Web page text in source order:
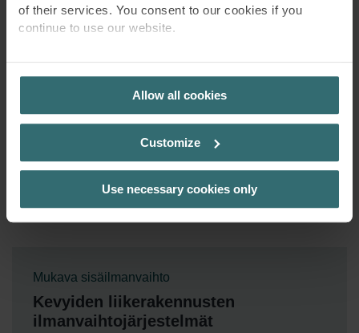
of their services. You consent to our cookies if you
continue to use our website.
PRIVACY POLICY
Allow all cookies
Customize
Use necessary cookies only
Mukava sisäilmanvaihto
Kevyiden liikerakennusten
ilmanvaihtojärjestelmät